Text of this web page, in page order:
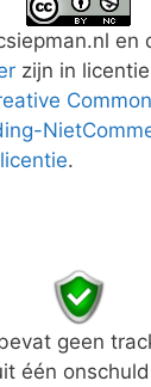
en
zijn in
.
geen
één